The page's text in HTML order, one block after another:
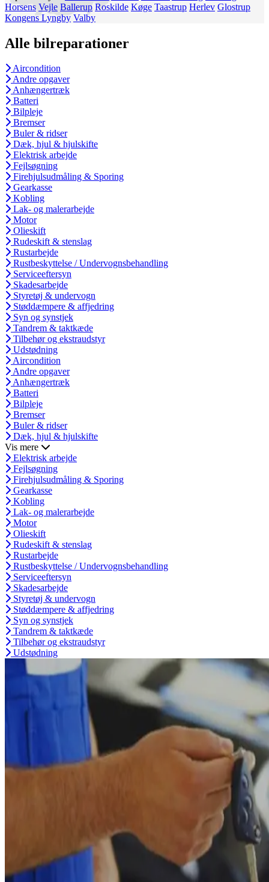
Horsens Vejle Ballerup Roskilde Køge Taastrup Herlev Glostrup
Kongens Lyngby Valby
Alle bilreparationer
Aircondition
Andre opgaver
Anhængertræk
Batteri
Bilpleje
Bremser
Buler & ridser
Dæk, hjul & hjulskifte
Elektrisk arbejde
Fejlsøgning
Firehjulsudmåling & Sporing
Gearkasse
Kobling
Lak- og malerarbejde
Motor
Olieskift
Rudeskift & stenslag
Rustarbejde
Rustbeskyttelse / Undervognsbehandling
Serviceeftersyn
Skadesarbejde
Styretøj & undervogn
Støddæmpere & affjedring
Syn og synstjek
Tandrem & taktkæde
Tilbehør og ekstraudstyr
Udstødning
Aircondition
Andre opgaver
Anhængertræk
Batteri
Bilpleje
Bremser
Buler & ridser
Dæk, hjul & hjulskifte
Vis mere
Elektrisk arbejde
Fejlsøgning
Firehjulsudmåling & Sporing
Gearkasse
Kobling
Lak- og malerarbejde
Motor
Olieskift
Rudeskift & stenslag
Rustarbejde
Rustbeskyttelse / Undervognsbehandling
Serviceeftersyn
Skadesarbejde
Styretøj & undervogn
Støddæmpere & affjedring
Syn og synstjek
Tandrem & taktkæde
Tilbehør og ekstraudstyr
Udstødning